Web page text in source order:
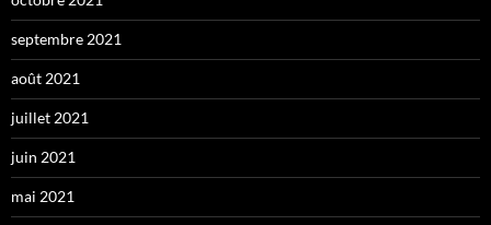
septembre 2021
août 2021
juillet 2021
juin 2021
mai 2021